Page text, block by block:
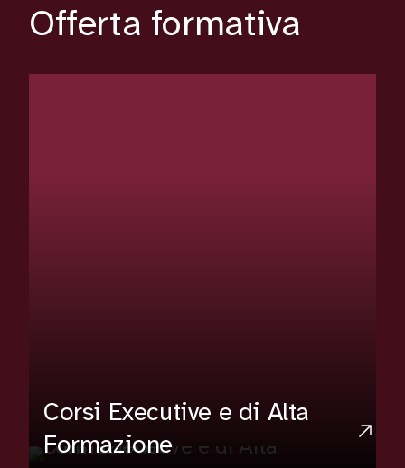
Offerta formativa
Corsi Executive e di Alta
Formazione